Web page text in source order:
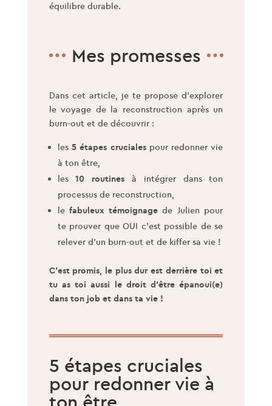
équilibre durable.
Mes promesses
Dans cet article, je te propose d’explorer
le voyage de la reconstruction après un
burn-out et de découvrir :
les 5 étapes crucialespour redonner vie
à ton être,
les10 routines à intégrer dans ton
processus de reconstruction,
lefabuleux témoignagede Julien pour
te prouver que OUI c’est possible de se
relever d’un burn-out et de kiffer sa vie !
C’est promis, le plus dur est derrière toi et
tu as toi aussi le droit d’être épanoui(e)
dans ton job et dans ta vie !
5 étapes cruciales
pour redonner vie à